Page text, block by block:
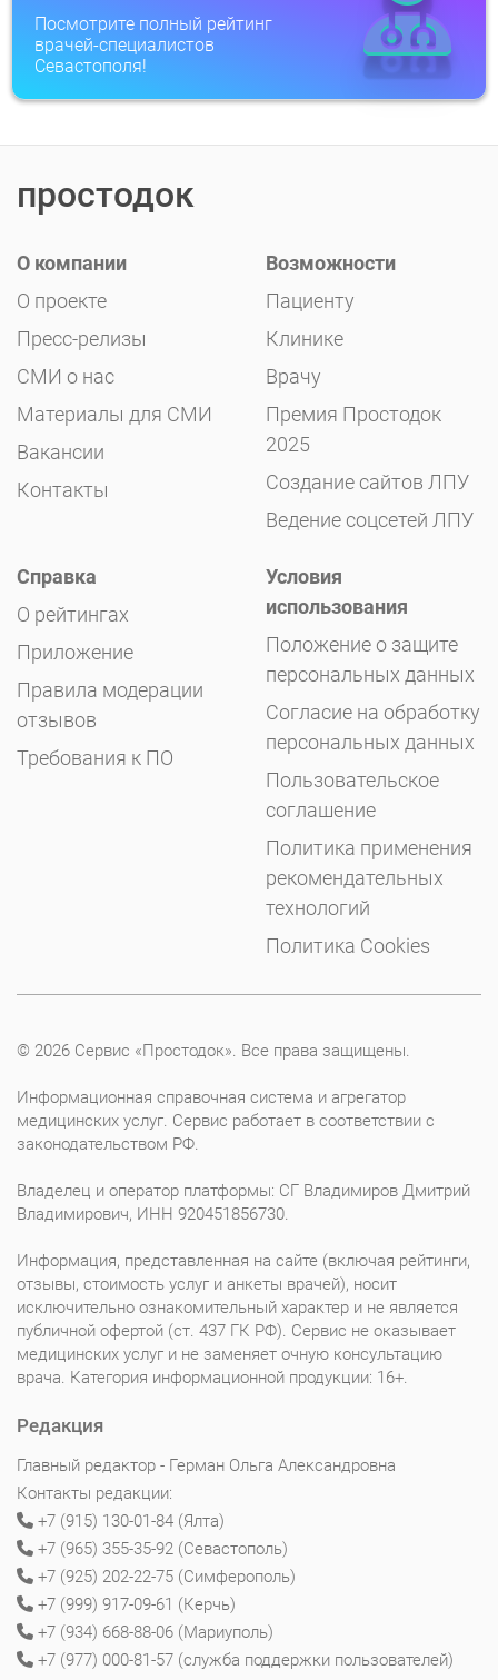
Посмотрите полный рейтинг
врачей-специалистов
Севастополя!
простодок
О компании
О проекте
Пресс-релизы
СМИ о нас
Материалы для СМИ
Вакансии
Контакты
Возможности
Пациенту
Клинике
Врачу
Премия Простодок
2025
Создание сайтов ЛПУ
Ведение соцсетей ЛПУ
Справка
О рейтингах
Приложение
Правила модерации
отзывов
Требования к ПО
Условия
использования
Положение о защите
персональных данных
Согласие на обработку
персональных данных
Пользовательское
соглашение
Политика применения
рекомендательных
технологий
Политика Cookies
© 2026 Сервис «Простодок». Все права защищены.
Информационная справочная система и агрегатор
медицинских услуг. Сервис работает в соответствии с
законодательством РФ.
Владелец и оператор платформы: СГ Владимиров Дмитрий
Владимирович, ИНН 920451856730.
Информация, представленная на сайте (включая рейтинги,
отзывы, стоимость услуг и анкеты врачей), носит
исключительно ознакомительный характер и не является
публичной офертой (ст. 437 ГК РФ). Сервис не оказывает
медицинских услуг и не заменяет очную консультацию
врача. Категория информационной продукции: 16+.
Редакция
Главный редактор - Герман Ольга Александровна
Контакты редакции:
+7 (915) 130-01-84 (Ялта)
+7 (965) 355-35-92 (Севастополь)
+7 (925) 202-22-75 (Симферополь)
+7 (999) 917-09-61 (Керчь)
+7 (934) 668-88-06 (Мариуполь)
+7 (977) 000-81-57 (служба поддержки пользователей)